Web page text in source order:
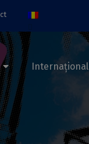
Internațional